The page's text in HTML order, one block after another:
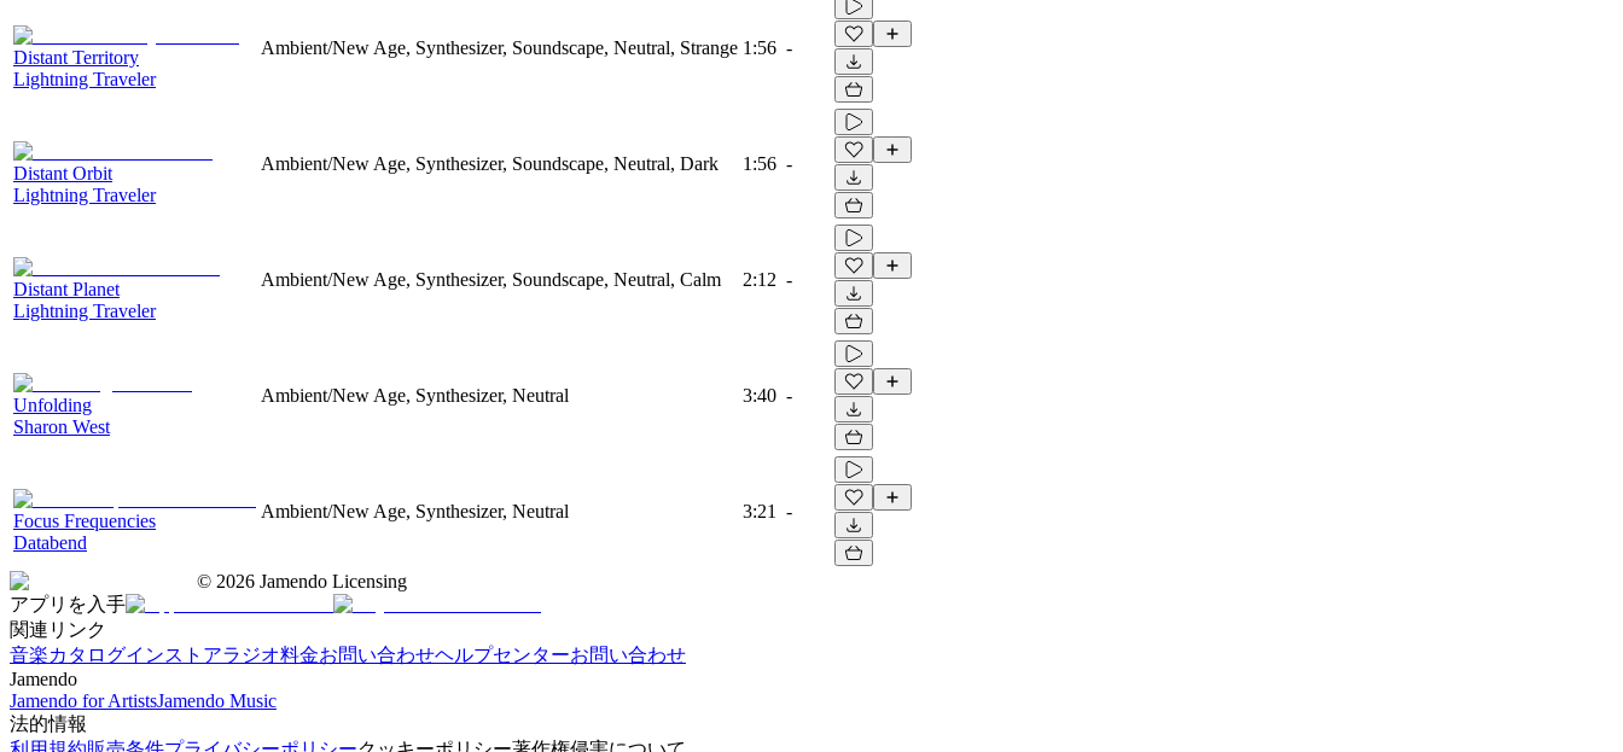
Distant Territory
Lightning Traveler
Ambient/New Age, Synthesizer, Soundscape, Neutral, Strange 1:56 -
Distant Orbit
Lightning Traveler
Ambient/New Age, Synthesizer, Soundscape, Neutral, Dark 1:56 -
Distant Planet
Lightning Traveler
Ambient/New Age, Synthesizer, Soundscape, Neutral, Calm 2:12 -
Unfolding
Sharon West
Ambient/New Age, Synthesizer, Neutral 3:40 -
Focus Frequencies
Databend
Ambient/New Age, Synthesizer, Neutral 3:21 -
© 2026 Jamendo Licensing
アプリを入手
関連リンク
音楽カタログインストアラジオ料金お問い合わせヘルプセンターお問い合わせ
Jamendo
Jamendo for ArtistsJamendo Music
法的情報